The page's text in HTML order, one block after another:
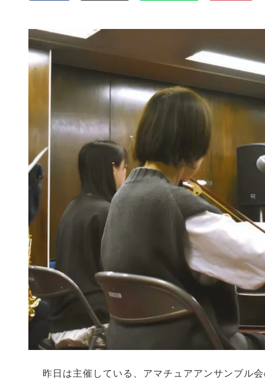
昨日は主催している、アマチュアアンサンブル